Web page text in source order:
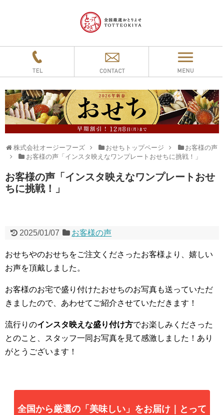
株式会社オージーフーズ おせちトップページ
お客様の声
お客様の声「インスタ映えなワンプレートおせちに挑戦！」
お客様の声「インスタ映えなワンプレートおせ
ちに挑戦！」
2025/01/07 お客様の声
おせちやのおせちをご注文くださったお客様より、嬉しい
お声を頂戴しました。
お客様のお宅で盛り付けたおせちのお写真も送っていただ
きましたので、あわせてご紹介させていただきます！
流行りのインスタ映えな盛り付け方でお楽しみくださった
とのこと、スタッフ一同お写真を見て感激しました！あり
がとうございます！
全国から厳選の「美味しい」をお届け｜とって